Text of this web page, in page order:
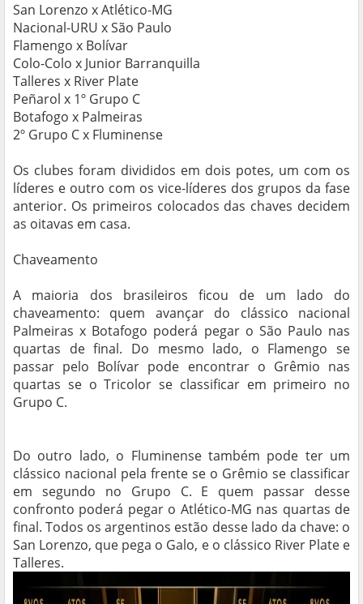
San Lorenzo x Atlético-MG
Nacional-URU x São Paulo
Flamengo x Bolívar
Colo-Colo x Junior Barranquilla
Talleres x River Plate
Peñarol x 1º Grupo C
Botafogo x Palmeiras
2º Grupo C x Fluminense
Os clubes foram divididos em dois potes, um com os
líderes e outro com os vice-líderes dos grupos da fase
anterior. Os primeiros colocados das chaves decidem
as oitavas em casa.
Chaveamento
A maioria dos brasileiros ficou de um lado do
chaveamento: quem avançar do clássico nacional
Palmeiras x Botafogo poderá pegar o São Paulo nas
quartas de final. Do mesmo lado, o Flamengo se
passar pelo Bolívar pode encontrar o Grêmio nas
quartas se o Tricolor se classificar em primeiro no
Grupo C.
Do outro lado, o Fluminense também pode ter um
clássico nacional pela frente se o Grêmio se classificar
em segundo no Grupo C. E quem passar desse
confronto poderá pegar o Atlético-MG nas quartas de
final. Todos os argentinos estão desse lado da chave: o
San Lorenzo, que pega o Galo, e o clássico River Plate e
Talleres.